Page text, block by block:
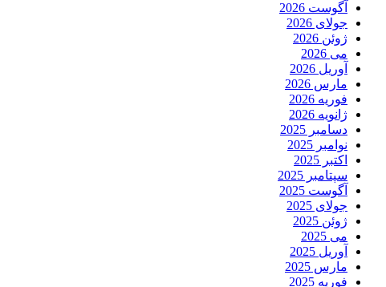
آگوست 2026
جولای 2026
ژوئن 2026
می 2026
آوریل 2026
مارس 2026
فوریه 2026
ژانویه 2026
دسامبر 2025
نوامبر 2025
اکتبر 2025
سپتامبر 2025
آگوست 2025
جولای 2025
ژوئن 2025
می 2025
آوریل 2025
مارس 2025
فوریه 2025